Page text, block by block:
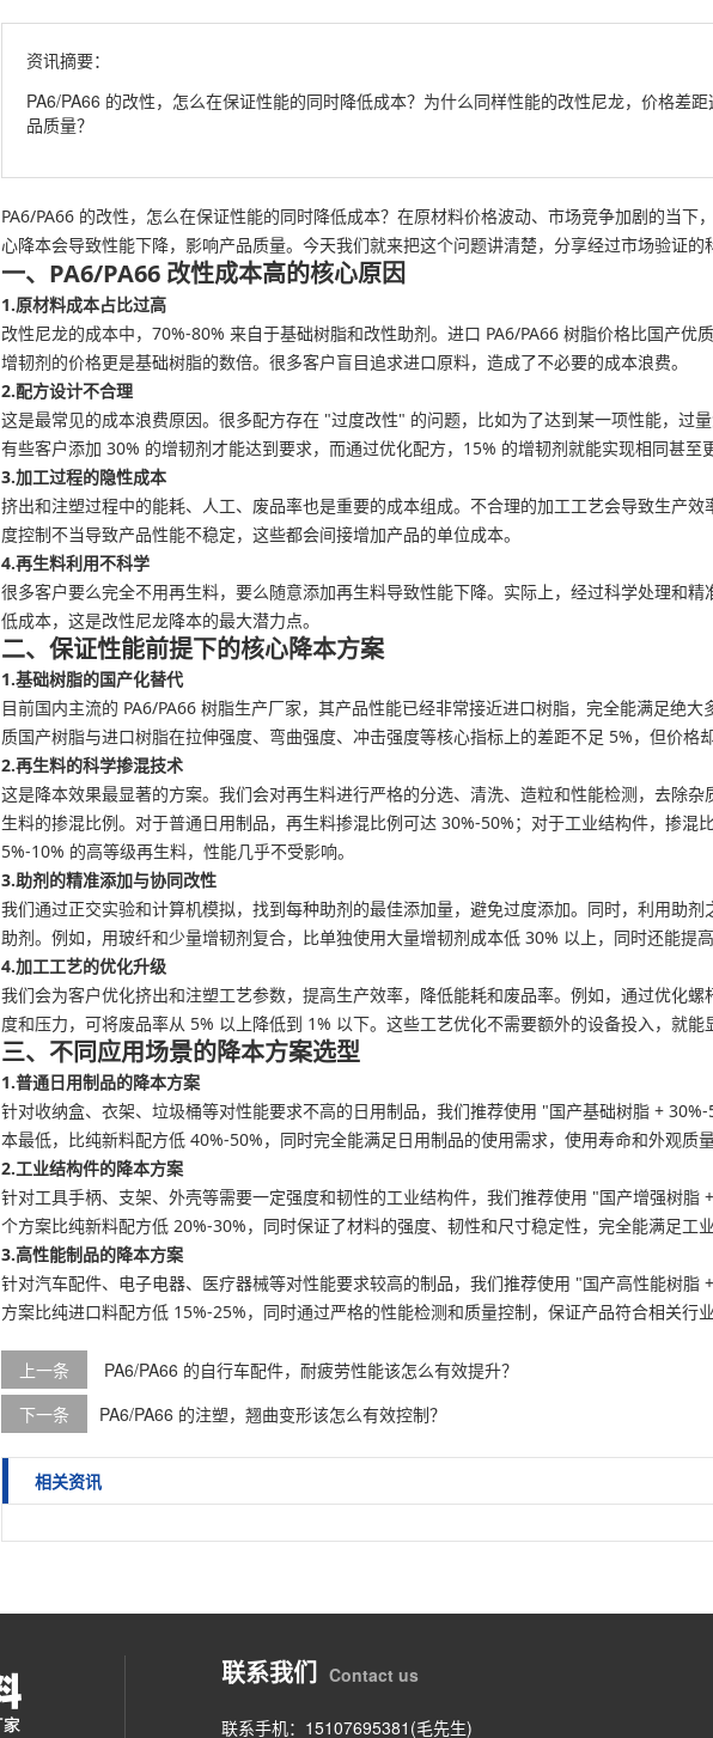
资讯摘要：
PA6/PA66 的改性，怎么在保证性能的同时降低成本？为什么同样性能的改性尼龙，价格差
品质量？
PA6/PA66 的改性，怎么在保证性能的同时降低成本？在原材料价格波动、市场竞争加剧的当
心降本会导致性能下降，影响产品质量。今天我们就来把这个问题讲清楚，分享经过市场验证的
一、PA6/PA66 改性成本高的核心原因
1.原材料成本占比过高
改性尼龙的成本中，70%-80% 来自于基础树脂和改性助剂。进口 PA6/PA66 树脂价格比国产优
增韧剂的价格更是基础树脂的数倍。很多客户盲目追求进口原料，造成了不必要的成本浪费。
2.配方设计不合理
这是最常见的成本浪费原因。很多配方存在 "过度改性" 的问题，比如为了达到某一项性能，过
有些客户添加 30% 的增韧剂才能达到要求，而通过优化配方，15% 的增韧剂就能实现相同甚至
3.加工过程的隐性成本
挤出和注塑过程中的能耗、人工、废品率也是重要的成本组成。不合理的加工工艺会导致生产
度控制不当导致产品性能不稳定，这些都会间接增加产品的单位成本。
4.再生料利用不科学
很多客户要么完全不用再生料，要么随意添加再生料导致性能下降。实际上，经过科学处理和
低成本，这是改性尼龙降本的最大潜力点。
二、保证性能前提下的核心降本方案
1.基础树脂的国产化替代
目前国内主流的 PA6/PA66 树脂生产厂家，其产品性能已经非常接近进口树脂，完全能满足绝
质国产树脂与进口树脂在拉伸强度、弯曲强度、冲击强度等核心指标上的差距不足 5%，但价格
2.再生料的科学掺混技术
这是降本效果最显著的方案。我们会对再生料进行严格的分选、清洗、造粒和性能检测，去除
生料的掺混比例。对于普通日用制品，再生料掺混比例可达 30%-50%；对于工业结构件，掺混
5%-10% 的高等级再生料，性能几乎不受影响。
3.助剂的精准添加与协同改性
我们通过正交实验和计算机模拟，找到每种助剂的最佳添加量，避免过度添加。同时，利用助
助剂。例如，用玻纤和少量增韧剂复合，比单独使用大量增韧剂成本低 30% 以上，同时还能提高
4.加工工艺的优化升级
我们会为客户优化挤出和注塑工艺参数，提高生产效率，降低能耗和废品率。例如，通过优化
度和压力，可将废品率从 5% 以上降低到 1% 以下。这些工艺优化不需要额外的设备投入，就能
三、不同应用场景的降本方案选型
1.普通日用制品的降本方案
针对收纳盒、衣架、垃圾桶等对性能要求不高的日用制品，我们推荐使用 "国产基础树脂 +
本最低，比纯新料配方低 40%-50%，同时完全能满足日用制品的使用需求，使用寿命和外观质量
2.工业结构件的降本方案
针对工具手柄、支架、外壳等需要一定强度和韧性的工业结构件，我们推荐使用 "国产增强树
个方案比纯新料配方低 20%-30%，同时保证了材料的强度、韧性和尺寸稳定性，完全能满足工业
3.高性能制品的降本方案
针对汽车配件、电子电器、医疗器械等对性能要求较高的制品，我们推荐使用 "国产高性能树
方案比纯进口料配方低 15%-25%，同时通过严格的性能检测和质量控制，保证产品符合相关行
上一条
PA6/PA66 的自行车配件，耐疲劳性能该怎么有效提升？
下一条
PA6/PA66 的注塑，翘曲变形该怎么有效控制？
相关资讯
联系我们 Contact us
联系手机：15107695381(毛先生)